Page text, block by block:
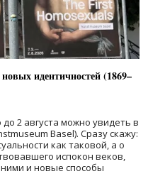
идентичностей (1869–
2 августа можно увидеть в
Basel). Сразу скажу:
как таковой, а о
испокон веков,
и новые способы